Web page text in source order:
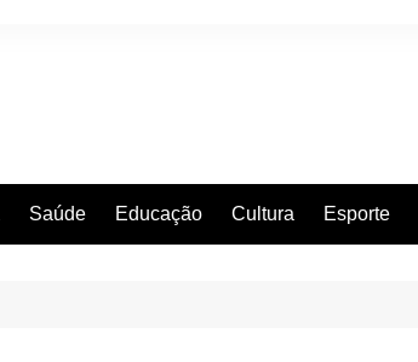
Saúde Educação Cultura Esporte